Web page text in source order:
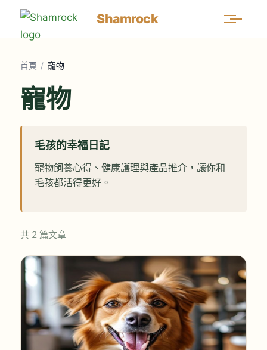
Shamrock
首頁 / 寵物
寵物
毛孩的幸福日記
寵物飼養心得、健康護理與產品推介，讓你和
毛孩都活得更好。
共 2 篇文章